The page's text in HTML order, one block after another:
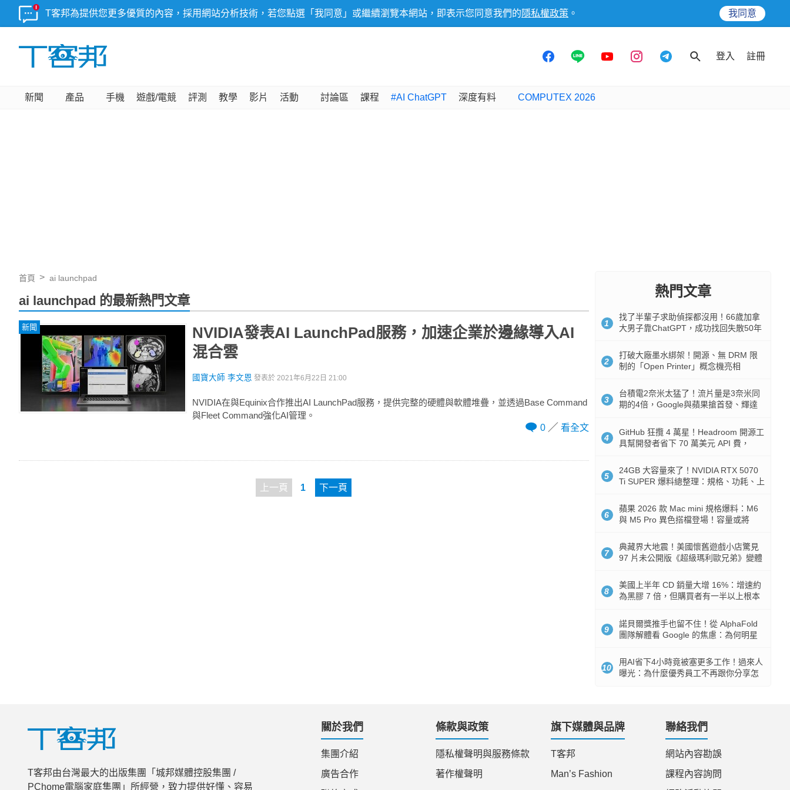
T客邦為提供您更多優質的內容，採用網站分析技術，若您點選「我同意」或繼續瀏覽本網站，即表示您同意我們的 隱私權政策 。 我同意
登入 註冊
新聞 產品 手機 遊戲/電競 評測 教學 影片 活動 討論區 課程 #AI ChatGPT 深度有料 COMPUTEX 2026
首頁 ai launchpad
ai launchpad 的最新熱門文章
新聞
NVIDIA發表AI LaunchPad服務，加速企業於邊緣導入AI
混合雲
國寶大師 李文恩 發表於 2021年6月22日 21:00
NVIDIA在與Equinix合作推出AI LaunchPad服務，提供完整的硬體與軟體堆疊，並透過Base Command
與Fleet Command強化AI管理。
0
看全文
上一頁 1 下一頁
熱門文章
1
找了半輩子求助偵探都沒用！66歲加拿
大男子靠ChatGPT，成功找回失散50年
2
打破大廠墨水綁架！開源、無 DRM 限
制的「Open Printer」概念機亮相
3
台積電2奈米太猛了！流片量是3奈米同
期的4倍，Google與蘋果搶首發、輝達
4
GitHub 狂攬 4 萬星！Headroom 開源工
具幫開發者省下 70 萬美元 API 費，
5
24GB 大容量來了！NVIDIA RTX 5070
Ti SUPER 爆料總整理：規格、功耗、上
6
蘋果 2026 款 Mac mini 規格爆料：M6
與 M5 Pro 異色搭檔登場！容量或將
7
典藏界大地震！美國懷舊遊戲小店驚見
97 片未公開版《超級瑪利歐兄弟》變體
8
美國上半年 CD 銷量大增 16%：增速約
為黑膠 7 倍，但購買者有一半以上根本
9
諾貝爾獎推手也留不住！從 AlphaFold
團隊解體看 Google 的焦慮：為何明星
10
用AI省下4小時竟被塞更多工作！過來人
曝光：為什麼優秀員工不再跟你分享怎
T客邦由台灣最大的出版集團「城邦媒體控股集團 /
PChome電腦家庭集團」所經營，致力提供好懂、容易
關於我們
集團介紹
廣告合作
條款與政策
隱私權聲明與服務條款
著作權聲明
旗下媒體與品牌
T客邦
Man’s Fashion
聯絡我們
網站內容勘誤
課程內容詢問